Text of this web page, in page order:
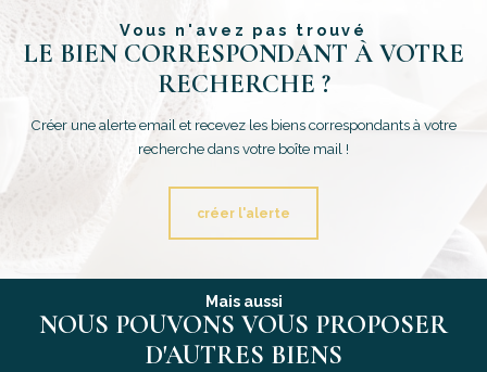
Vous n'avez pas trouvé
LE BIEN CORRESPONDANT À VOTRE
RECHERCHE ?
Créer une alerte email et recevez les biens correspondants à votre
recherche dans votre boîte mail !
créer l'alerte
Mais aussi
NOUS POUVONS VOUS PROPOSER
D'AUTRES BIENS